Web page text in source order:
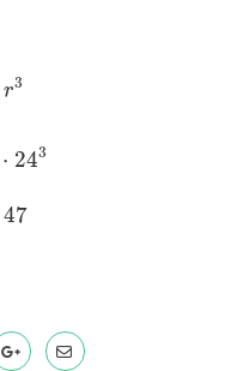
r3
⋅ 243
47
47